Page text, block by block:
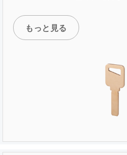
もっと見る